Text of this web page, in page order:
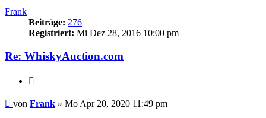
Frank
Beiträge: 276
Registriert: Mi Dez 28, 2016 10:00 pm
Re: WhiskyAuction.com
Beitrag
von Frank » Mo Apr 20, 2020 11:49 pm